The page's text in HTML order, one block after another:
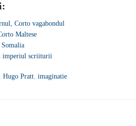
Corto vagabondul
Maltese
imperiul scriiturii
, Hugo Pratt, imaginatie